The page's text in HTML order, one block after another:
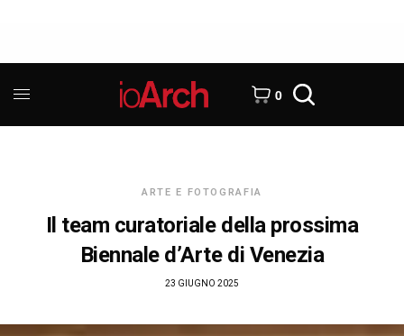
0
ARTE E FOTOGRAFIA
Il team curatoriale della prossima
Biennale d’Arte di Venezia
23 GIUGNO 2025